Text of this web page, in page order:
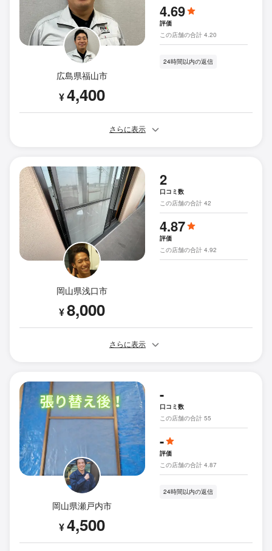
広島県福山市
¥4,400
4.69
評価
この店舗の合計 4.20
24時間以内の返信
さらに表示
岡山県浅口市
¥8,000
2
口コミ数
この店舗の合計 42
4.87
評価
この店舗の合計 4.92
さらに表示
岡山県瀬戸内市
¥4,500
-
口コミ数
この店舗の合計 55
-
評価
この店舗の合計 4.87
24時間以内の返信